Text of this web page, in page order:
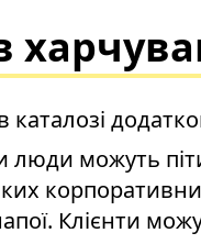
каталозі
люди можуть
Клієнти